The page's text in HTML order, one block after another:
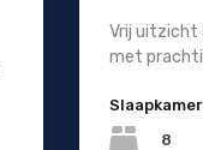
Vrij uitzicht
met
Slaapkamer
8